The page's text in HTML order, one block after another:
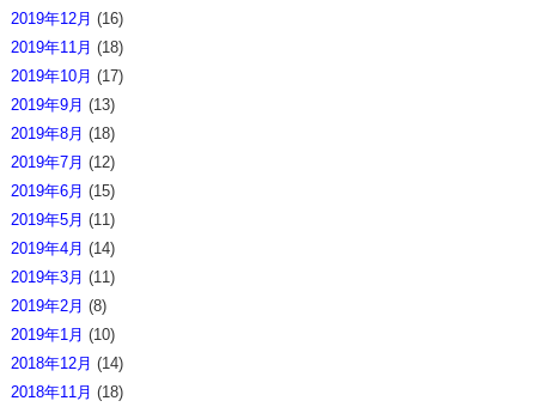
2019年12月 (16)
2019年11月 (18)
2019年10月 (17)
2019年9月 (13)
2019年8月 (18)
2019年7月 (12)
2019年6月 (15)
2019年5月 (11)
2019年4月 (14)
2019年3月 (11)
2019年2月 (8)
2019年1月 (10)
2018年12月 (14)
2018年11月 (18)